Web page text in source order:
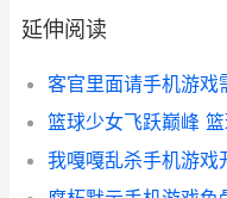
延伸阅读
篮球少女飞跃巅峰